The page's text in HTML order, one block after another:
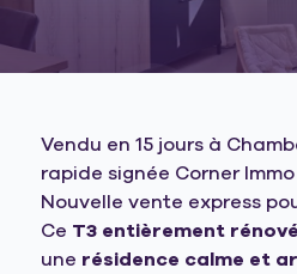
Vendu en 15 jours à
rapide signée Corner Immo
Nouvelle vente express
Ce T3 entièrement
une résidence calme et